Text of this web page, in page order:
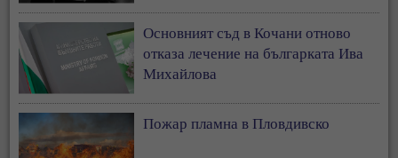
Основният съд в Кочани отново
отказа лечение на българката Ива
Михайлова
Пожар пламна в Пловдивско